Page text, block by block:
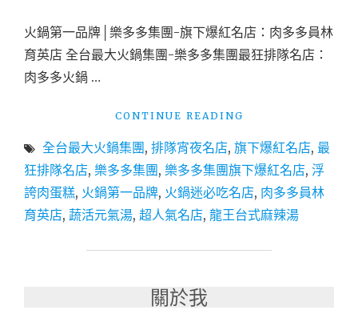
火鍋第一品牌│樂多多集團-旗下爆紅名店：肉多多員林
育英店 全台最大火鍋集團-樂多多集團最狂排隊名店：
肉多多火鍋 …
CONTINUE READING
最
大
鍋
集
樂
全台最大火鍋集團, 排隊宵夜名店, 旗下爆紅名店, 最
狂排隊名店, 樂多多集團, 樂多多集團旗下爆紅名店, 浮
誇肉蛋糕, 火鍋第一品牌, 火鍋迷必吃名店, 肉多多員林
育英店, 蔬活元氣湯, 超人氣名店, 龍王台式麻辣湯
關於我